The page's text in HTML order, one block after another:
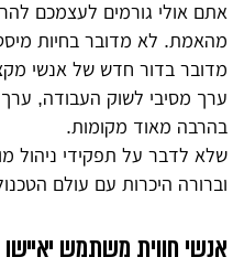
אתם אולי גורמים לעצמכם
מהאמת. לא מדובר בחיות
מדובר בדור חדש של אנשי
ערך מסיבי לשוק העבודה,
בהרבה מאוד מקומות.
שלא לדבר על תפקידי ניהול
וברורה היכרות עם עולם
אנשי חווית משתמש יאיישו